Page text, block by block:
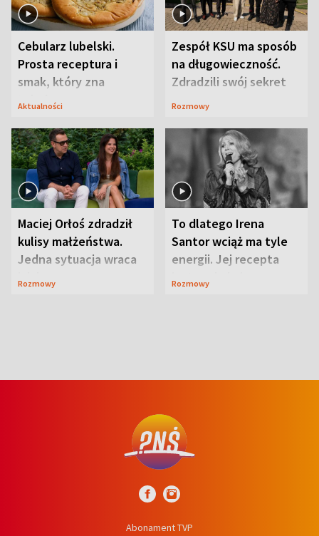
Cebularz lubelski.
Prosta receptura i
smak, który zna
Lubelszczyzna
Aktualności
Zespół KSU ma sposób
na długowieczność.
Zdradzili swój sekret
Rozmowy
Maciej Orłoś zdradził
kulisy małżeństwa.
Jedna sytuacja wraca
jak bumerang
Rozmowy
To dlatego Irena
Santor wciąż ma tyle
energii. Jej recepta
jest zaskakująco
Rozmowy
Abonament TVP